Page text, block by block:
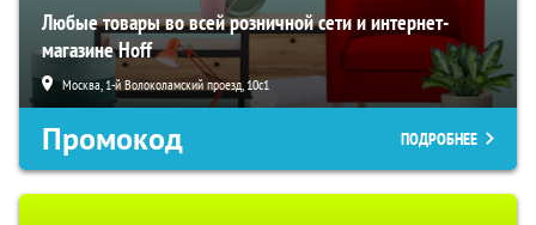
Любые товары во всей розничной сети и интернет-
магазине Hoff
Москва, 1-й Волоколамский проезд, 10с1
Промокод ПОДРОБНЕЕ